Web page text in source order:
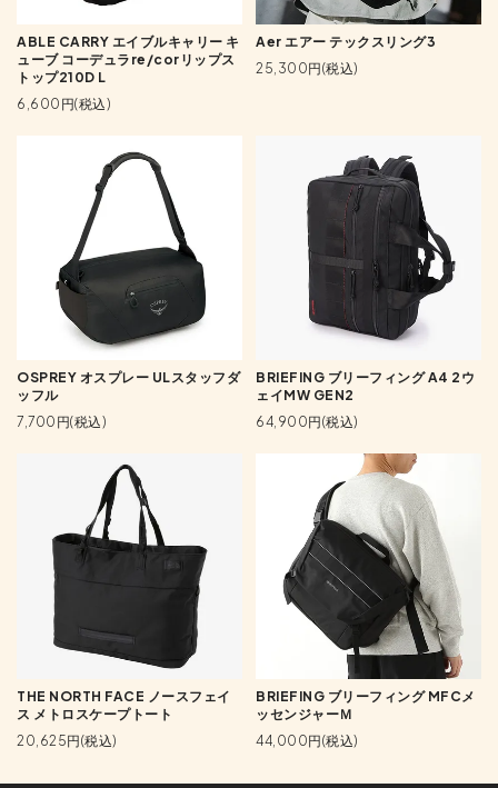
ABLE CARRY エイブルキャリー キ
ューブ コーデュラre/corリップス
トップ210D L
6,600円(税込)
Aer エアー テックスリング3
25,300円(税込)
OSPREY オスプレー ULスタッフダ
ッフル
7,700円(税込)
BRIEFING ブリーフィング A4 2ウ
ェイMW GEN2
64,900円(税込)
THE NORTH FACE ノースフェイ
ス メトロスケープトート
20,625円(税込)
BRIEFING ブリーフィング MFCメ
ッセンジャーＭ
44,000円(税込)